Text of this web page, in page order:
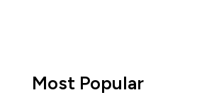
Most Popular